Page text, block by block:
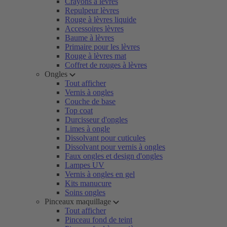
Repulpeur lèvres
Rouge à lèvres liquide
Accessoires lèvres
Baume à lèvres
Primaire pour les lèvres
Rouge à lèvres mat
Coffret de rouges à lèvres
Ongles
Tout afficher
Vernis à ongles
Couche de base
Top coat
Durcisseur d'ongles
Limes à ongle
Dissolvant pour cuticules
Dissolvant pour vernis à ongles
Faux ongles et design d'ongles
Lampes UV
Vernis à ongles en gel
Kits manucure
Soins ongles
Pinceaux maquillage
Tout afficher
Pinceau fond de teint